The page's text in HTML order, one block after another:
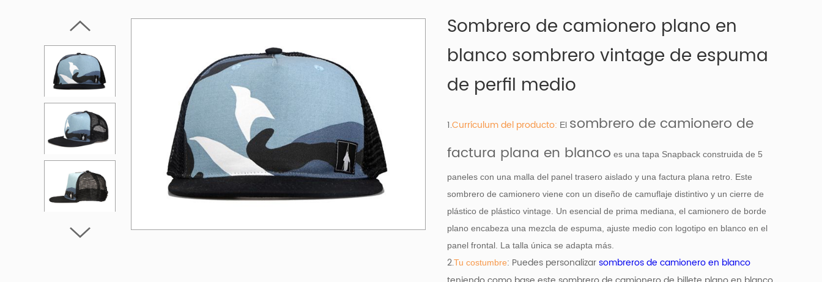
Sombrero de camionero plano en
blanco sombrero vintage de espuma
de perfil medio
1.Currículum del producto: El sombrero de camionero de
factura plana en blanco es una tapa Snapback construida de 5
paneles con una malla del panel trasero aislado y una factura plana retro. Este
sombrero de camionero viene con un diseño de camuflaje distintivo y un cierre de
plástico de plástico vintage. Un esencial de prima mediana, el camionero de borde
plano encabeza una mezcla de espuma, ajuste medio con logotipo en blanco en el
panel frontal. La talla única se adapta más.
2.Tu costumbre: Puedes personalizarsombreros de camionero en blanco